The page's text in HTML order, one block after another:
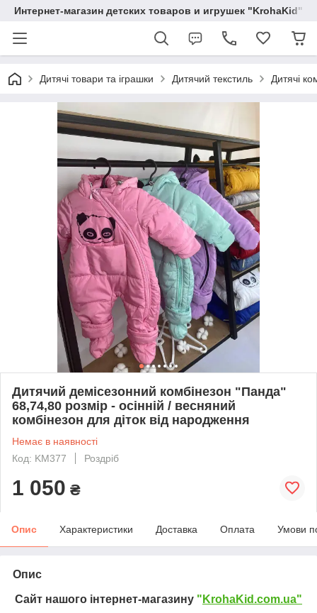
Интернет-магазин детских товаров и игрушек "KrohaKid"
Дитячі товари та іграшки Дитячий текстиль Дитячі
Дитячий демісезонний комбінезон "Панда"
68,74,80 розмір - осінній / весняний
комбінезон для діток від народження
Немає в наявності
Код: KM377
Роздріб
1 050 ₴
Опис Характеристики Доставка Оплата Умови
Опис
Сайт нашого інтернет-магазину " KrohaKid.com.ua"